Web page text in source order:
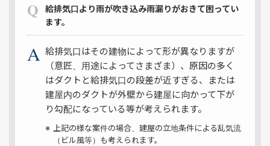
給排気口より雨が吹き込み雨漏りがおきて困ってい
ます。
給排気口はその建物によって形が異なりますが
（意匠、用途によってさまざま）、原因の多く
はダクトと給排気口の段差が近すぎる、または
建屋内のダクトが外壁から建屋に向かって下が
り勾配になっている等が考えられます。
※ 上記の様な案件の場合、建屋の立地条件による乱気流
（ビル風等）も考えられます。